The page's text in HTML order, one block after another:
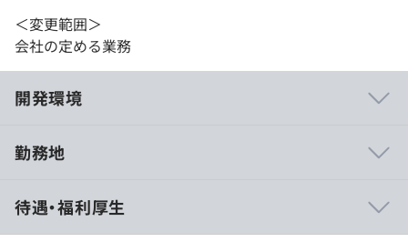
＜変更範囲＞
会社の定める業務
開発環境
者を大切にする風土があります！
● レビュー制度に力を入れており、高い技術力を実現で
勤務地
待遇・福利厚生